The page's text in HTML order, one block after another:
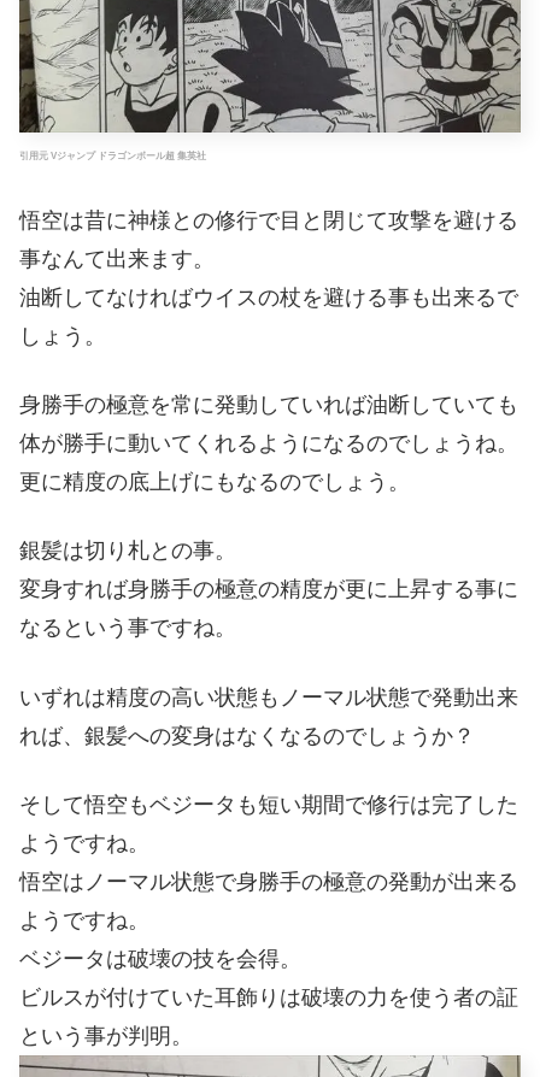
引用元 Vジャンプ ドラゴンボール超 集英社
悟空は昔に神様との修行で目と閉じて攻撃を避ける
事なんて出来ます。
油断してなければウイスの杖を避ける事も出来るで
しょう。
身勝手の極意を常に発動していれば油断していても
体が勝手に動いてくれるようになるのでしょうね。
更に精度の底上げにもなるのでしょう。
銀髪は切り札との事。
変身すれば身勝手の極意の精度が更に上昇する事に
なるという事ですね。
いずれは精度の高い状態もノーマル状態で発動出来
れば、銀髪への変身はなくなるのでしょうか？
そして悟空もベジータも短い期間で修行は完了した
ようですね。
悟空はノーマル状態で身勝手の極意の発動が出来る
ようですね。
ベジータは破壊の技を会得。
ビルスが付けていた耳飾りは破壊の力を使う者の証
という事が判明。